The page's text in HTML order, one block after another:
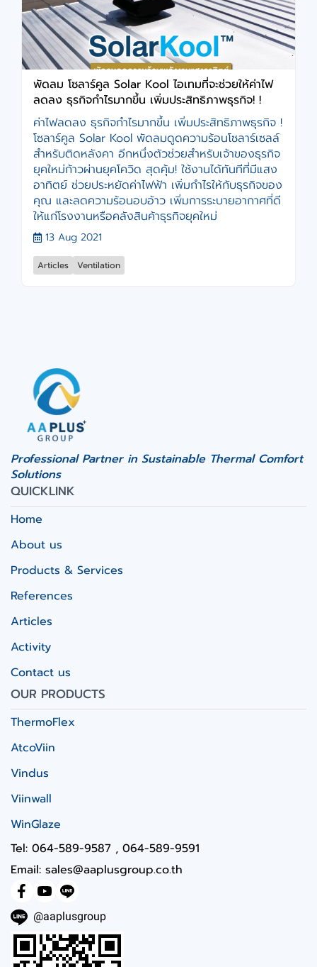
พัดลม โซลาร์คูล Solar Kool ไอเทมที่จะช่วยให้ค่าไฟ
ลดลง ธุรกิจกำไรมากขึ้น เพิ่มประสิทธิภาพธุรกิจ! !
ค่าไฟลดลง ธุรกิจกำไรมากขึ้น เพิ่มประสิทธิภาพธุรกิจ !
โซลาร์คูล Solar Kool พัดลมดูดความร้อนโซลาร์เซลล์
สำหรับติดหลังคา อีกหนึ่งตัวช่วยสำหรับเจ้าของธุรกิจ
ยุคใหม่ก้าวผ่านยุคโควิด สุดคุ้ม! ใช้งานได้ทันทีที่มีแสง
อาทิตย์ ช่วยประหยัดค่าไฟฟ้า เพิ่มกำไรให้กับธุรกิจของ
คุณ และลดความร้อนอบอ้าว เพิ่มการระบายอากาศที่ดี
ให้แก่โรงงานหรือคลังสินค้าธุรกิจยุคใหม่
13 Aug 2021
Articles Ventilation
Professional Partner in Sustainable Thermal Comfort
Solutions
QUICKLINK
Home
About us
Products & Services
References
Articles
Activity
Contact us
OUR PRODUCTS
ThermoFlex
AtcoViin
Vindus
Viinwall
WinGlaze
Tel: 064-589-9587 , 064-589-9591
Email: sales@aaplusgroup.co.th
@aaplusgroup